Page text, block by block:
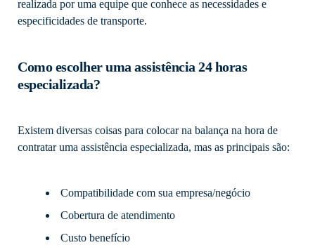
realizada por uma equipe que conhece as necessidades e
especificidades de transporte.
Como escolher uma assistência 24 horas
especializada?
Existem diversas coisas para colocar na balança na hora de
contratar uma assistência especializada, mas as principais são:
Compatibilidade com sua empresa/negócio
Cobertura de atendimento
Custo benefício